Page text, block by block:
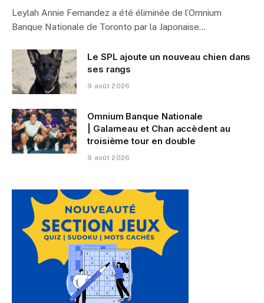
Leylah Annie Fernandez a été éliminée de l’Omnium
Banque Nationale de Toronto par la Japonaise…
Le SPL ajoute un nouveau chien dans
ses rangs
9 août 2026
Omnium Banque Nationale
| Galarneau et Chan accèdent au
troisième tour en double
9 août 2026